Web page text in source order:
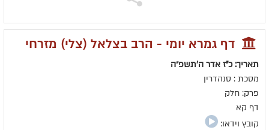
דף גמרא יומי - הרב בצלאל (צלי) מזרחי
תאריך: כ"ז אדר ה׳תשפ״ה
מסכת : סנהדרין
פרק: חלק
דף קא
קובץ וידאו: